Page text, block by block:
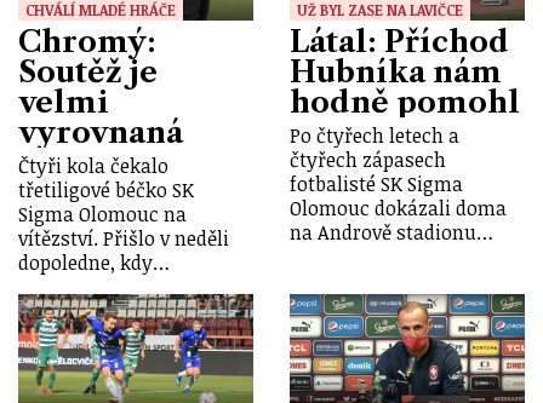
CHVÁLÍ MLADÉ HRÁČE
Chromý:
Soutěž je
velmi
vyrovnaná
Čtyři kola čekalo
třetiligové béčko SK
Sigma Olomouc na
vítězství. Přišlo v neděli
dopoledne, kdy…
UŽ BYL ZASE NA LAVIČCE
Látal: Příchod
Hubníka nám
hodně pomohl
Po čtyřech letech a
čtyřech zápasech
fotbalisté SK Sigma
Olomouc dokázali doma
na Andrově stadionu…